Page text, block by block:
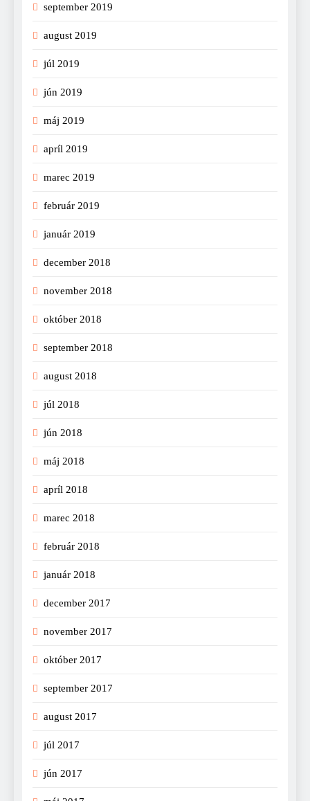
september 2019
august 2019
júl 2019
jún 2019
máj 2019
apríl 2019
marec 2019
február 2019
január 2019
december 2018
november 2018
október 2018
september 2018
august 2018
júl 2018
jún 2018
máj 2018
apríl 2018
marec 2018
február 2018
január 2018
december 2017
november 2017
október 2017
september 2017
august 2017
júl 2017
jún 2017